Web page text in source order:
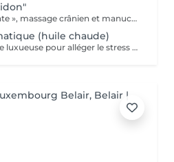
Soin visage « bulle de détente », massage crânien et manucure
(huile chaude)
Une expérience aromatique luxueuse pour alléger le stress et la tension. Ce massage relaxera votre corps et votre esprit en profondeur. Il vous procurera un sentiment agréable de bien-être, de décontraction des muscles, une meilleure circulation sanguine, de l'hydratation et de la tonicité.